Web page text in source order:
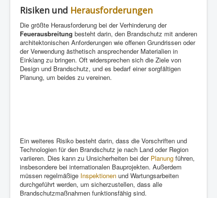
Risiken und Herausforderungen
Die größte Herausforderung bei der Verhinderung der
Feuerausbreitung besteht darin, den Brandschutz mit anderen
architektonischen Anforderungen wie offenen Grundrissen oder
der Verwendung ästhetisch ansprechender Materialien in
Einklang zu bringen. Oft widersprechen sich die Ziele von
Design und Brandschutz, und es bedarf einer sorgfältigen
Planung, um beides zu vereinen.
Ein weiteres Risiko besteht darin, dass die Vorschriften und
Technologien für den Brandschutz je nach Land oder Region
variieren. Dies kann zu Unsicherheiten bei der Planung führen,
insbesondere bei internationalen Bauprojekten. Außerdem
müssen regelmäßige Inspektionen und Wartungsarbeiten
durchgeführt werden, um sicherzustellen, dass alle
Brandschutzmaßnahmen funktionsfähig sind.